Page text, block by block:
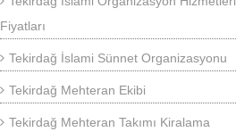
Fiyatları
Tekirdağ İslami Sünnet Organizasyonu
Tekirdağ Mehteran Ekibi
Tekirdağ Mehteran Takımı Kiralama